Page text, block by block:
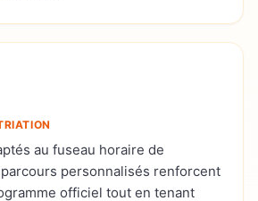
au fuseau horaire de
personnalisés renforcent
officiel tout en tenant